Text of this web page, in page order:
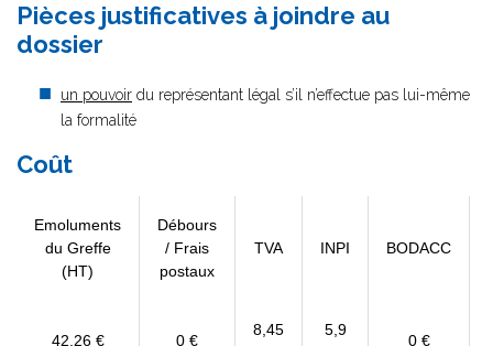
Pièces justificatives à joindre au
dossier
un pouvoir du représentant légal s’il n’effectue pas lui-même
la formalité
Coût
Emoluments
du Greffe
(HT)
Débours
/ Frais
postaux
TVA INPI BODACC
42,26 € 0 €
8,45
5,9
0 €